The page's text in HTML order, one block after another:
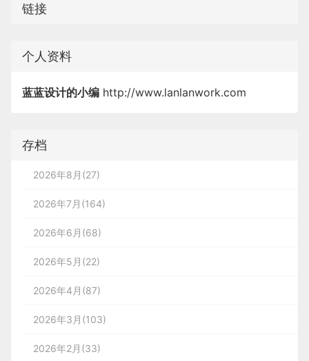
链接
个人资料
蓝蓝设计的小编 http://www.lanlanwork.com
存档
2026年8月(27)
2026年7月(164)
2026年6月(68)
2026年5月(22)
2026年4月(87)
2026年3月(103)
2026年2月(33)